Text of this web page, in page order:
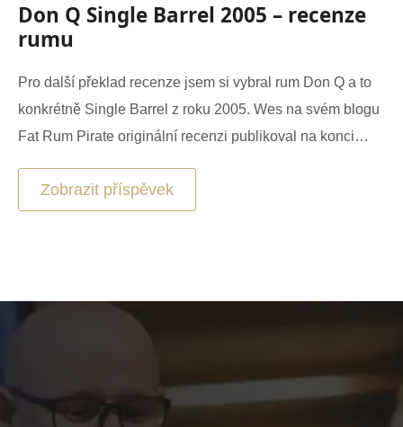
Don Q Single Barrel 2005 – recenze
rumu
Pro další překlad recenze jsem si vybral rum Don Q a to
konkrétně Single Barrel z roku 2005. Wes na svém blogu
Fat Rum Pirate originální recenzi publikoval na konci…
Zobrazit příspěvek